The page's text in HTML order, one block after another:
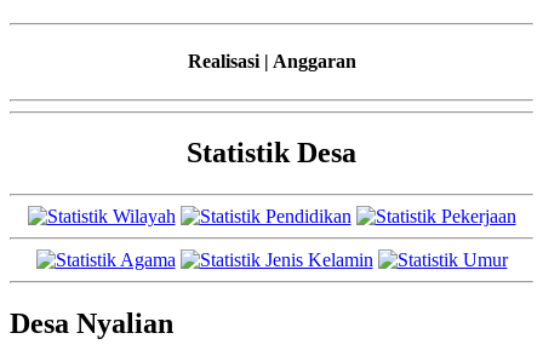
Realisasi | Anggaran
Statistik Desa
Desa Nyalian